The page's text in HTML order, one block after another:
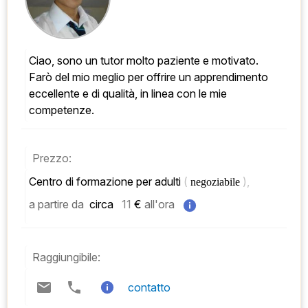
Ciao, sono un tutor molto paziente e motivato.
Farò del mio meglio per offrire un apprendimento
eccellente e di qualità, in linea con le mie
competenze.
Prezzo:
Centro di formazione per adulti ( negoziabile ),
a partire da circa 11 € all'ora
Raggiungibile:
contatto